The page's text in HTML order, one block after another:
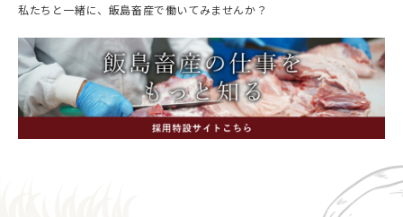
私たちと一緒に、飯島畜産で働いてみませんか？